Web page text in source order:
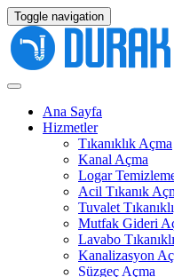
Toggle navigation
Ana Sayfa
Hizmetler
Tıkanıklık Açma
Kanal Açma
Logar
Acil Tıkanık
Tuvalet
Mutfak Gideri
Lavabo
Kanalizasyon
Süzgeç Açma